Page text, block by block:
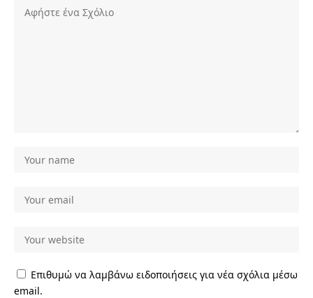
Επιθυμώ να λαμβάνω ειδοποιήσεις για νέα σχόλια μέσω
email.